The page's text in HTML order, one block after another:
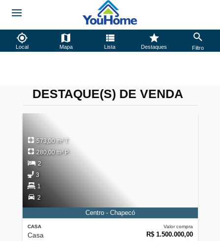
Local Mapa Lista Destaques Filtro
DESTAQUE(S) DE VENDA
CASA
Casa
Valor compra
R$ 1.500.000,00
573,00 m² T
280,00 m² P
2
3
1
2
Centro - Chapecó